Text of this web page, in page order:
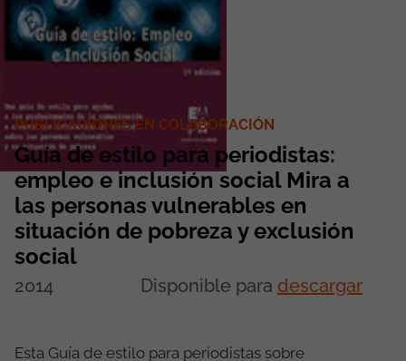
PUBLICACIONES EN COLABORACIÓN
Guía de estilo para periodistas:
empleo e inclusión social Mira a
las personas vulnerables en
situación de pobreza y exclusión
social
2014 Disponible para descargar
Esta Guía de estilo para periodistas sobre